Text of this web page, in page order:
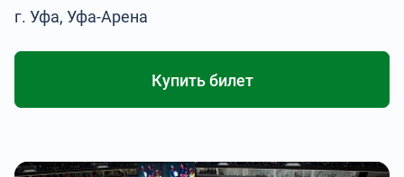
г. Уфа, Уфа-Арена
Купить билет